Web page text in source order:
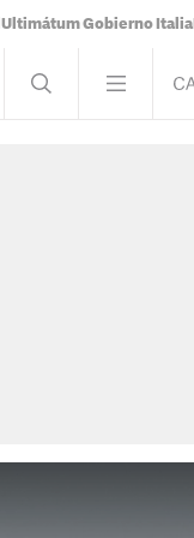
Ultimátum Gobierno Italia